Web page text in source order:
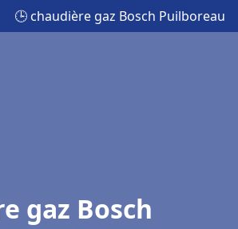
🕒 chaudière gaz Bosch Puilboreau
gaz Bosch